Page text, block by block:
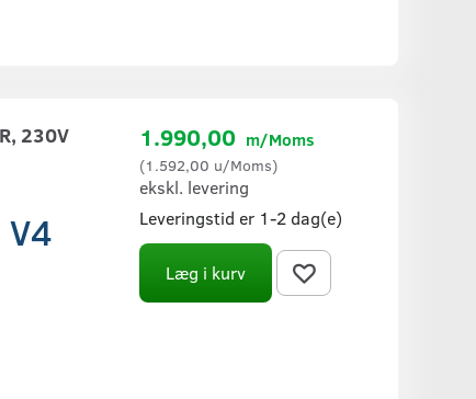
230V 1.990,00 m/Moms
(1.592,00 u/Moms)
ekskl. levering
Leveringstid er 1-2 dag(e)
Læg i kurv